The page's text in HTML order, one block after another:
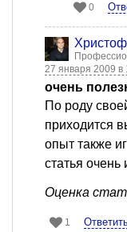
0
27 января 2009 в
очень
По роду
приходится
опыт также
статья очень
Оценка
1